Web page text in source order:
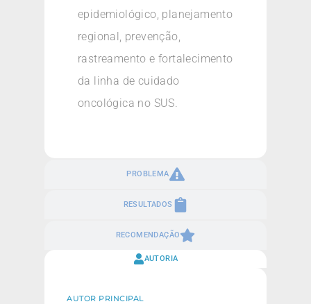
PROBLEMA
RESULTADOS
RECOMENDAÇÃO
epidemiológico, planejamento
regional, prevenção,
rastreamento e fortalecimento
da linha de cuidado
oncológica no SUS.
AUTORIA
AUTOR PRINCIPAL